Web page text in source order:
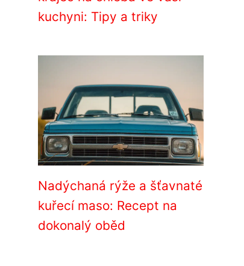
kuchyni: Tipy a triky
Nadýchaná rýže a šťavnaté
kuřecí maso: Recept na
dokonalý oběd